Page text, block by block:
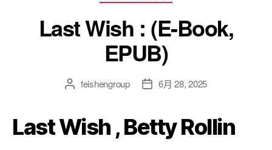
Last Wish : (E-Book,
EPUB)
feishengroup 6月 28, 2025
Last Wish , Betty Rollin